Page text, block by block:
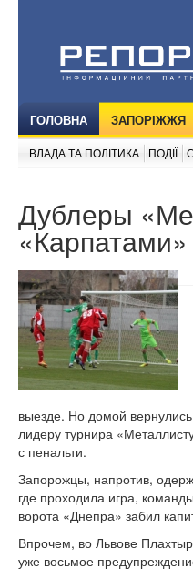
ГОЛОВНА ЗАПОРІЖЖЯ
ВЛАДА ТА ПОЛІТИКА ПОДІЇ
Дублеры
«Карпатами»
выезде. Но домой
лидеру турнира
с пенальти.
Запорожцы, напротив,
где проходила игра,
ворота «Днепра» забил
Впрочем, во Львове
уже восьмое